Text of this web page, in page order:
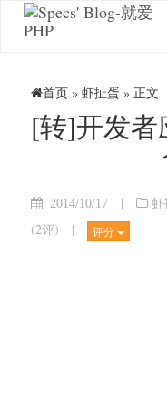
首页 » 虾扯蛋 » 正文
[转]开发者
2014/10/17 | 虾
(2评) | 评分